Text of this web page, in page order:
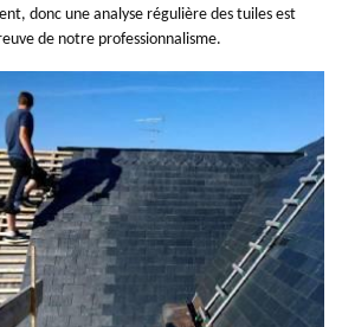
donc une analyse régulière des tuiles est
de notre professionnalisme.